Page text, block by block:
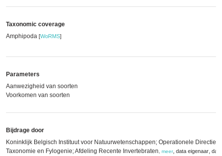
Taxonomic coverage
Amphipoda [WoRMS]
Parameters
Aanwezigheid van soorten
Voorkomen van soorten
Bijdrage door
Koninklijk Belgisch Instituut voor Natuurwetenschappen; Operationele Directie
Taxonomie en Fylogenie; Afdeling Recente Invertebraten
meer, data eigenaar,